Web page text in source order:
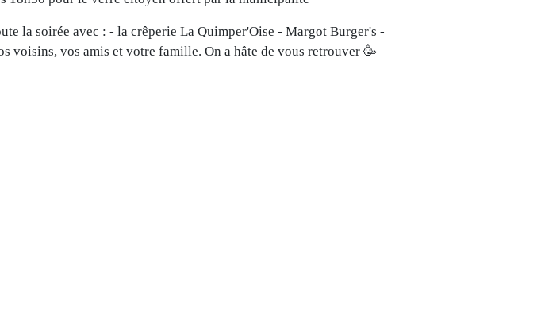
la soirée avec : - la crêperie La Quimper'Oise - Margot Burger's -
voisins, vos amis et votre famille. On a hâte de vous retrouver 🥳